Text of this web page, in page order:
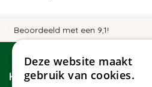
met een 9,1!
Klantenservice
Deze website maakt
gebruik van cookies.